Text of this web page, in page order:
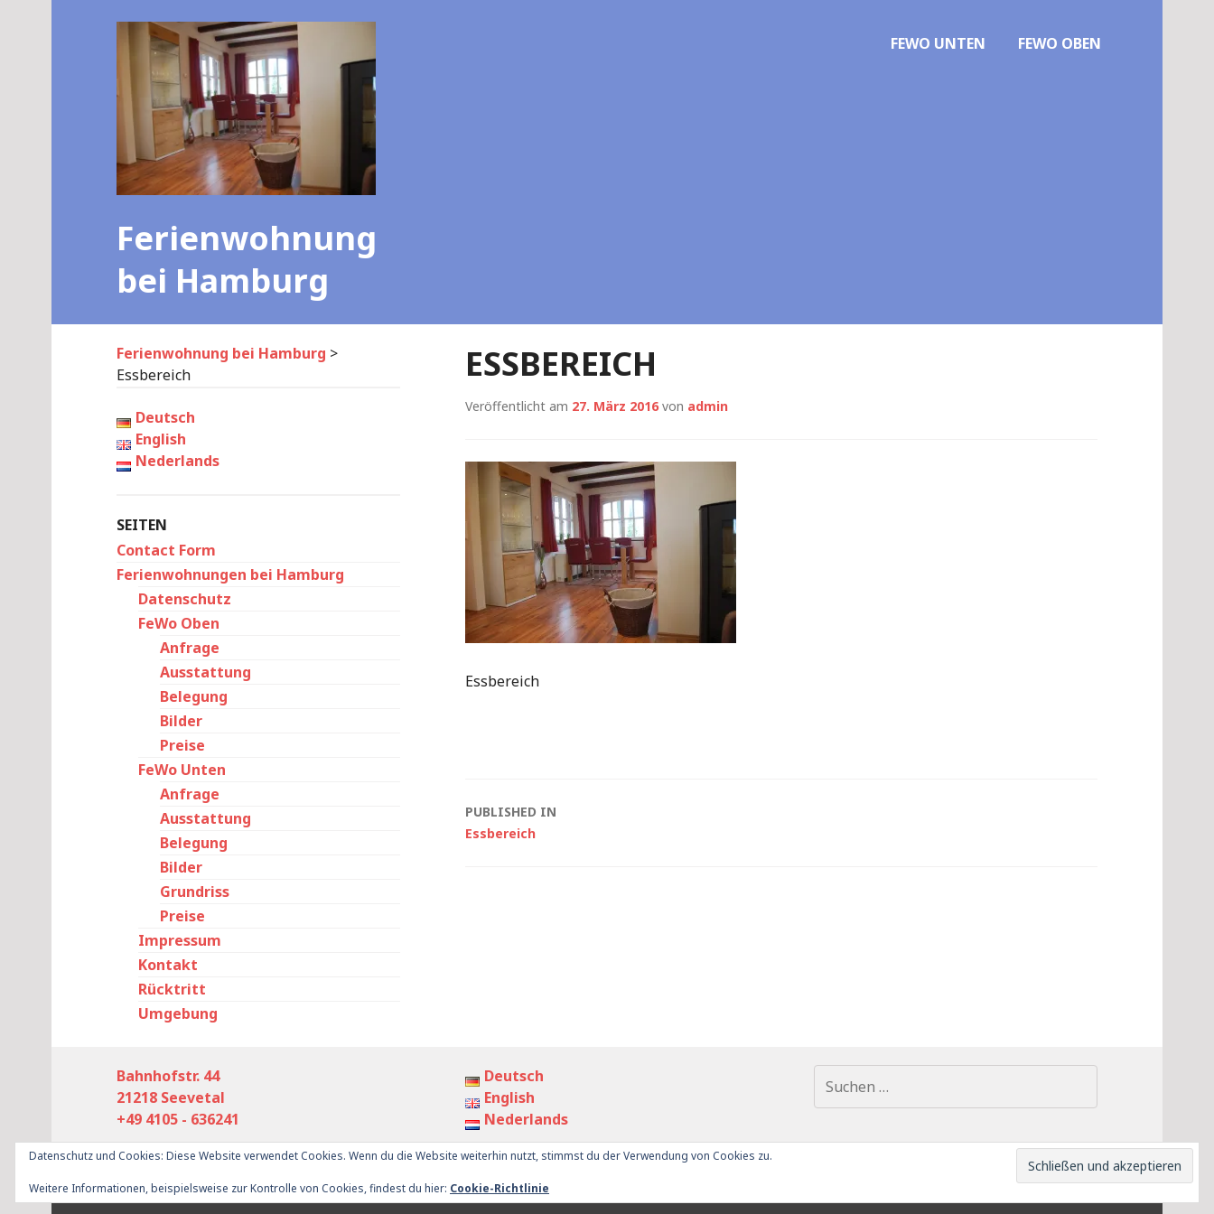
Ferienwohnung
bei Hamburg
FEWO UNTEN FEWO OBEN
ESSBEREICH
Veröffentlicht am 27. März 2016 von admin
Essbereich
Post
PUBLISHED IN
Essbereich
Ferienwohnung bei Hamburg >
Essbereich
Deutsch
English
Nederlands
SEITEN
Contact Form
Ferienwohnungen bei Hamburg
Datenschutz
FeWo Oben
Anfrage
Ausstattung
Belegung
Bilder
Preise
FeWo Unten
Anfrage
Ausstattung
Belegung
Bilder
Grundriss
Preise
Impressum
Kontakt
Rücktritt
Umgebung
Bahnhofstr. 44
21218 Seevetal
+49 4105 - 636241
Deutsch
English
Nederlands
nach:
RÜCKTRITT KONTAKT
Proudly powered by WordPress |Theme: Goran byWordPress.com.
Datenschutz und Cookies: Diese Website verwendet Cookies. Wenn du die Website weiterhin nutzt, stimmst du der Verwendung von Cookies zu.
Weitere Informationen, beispielsweise zur Kontrolle von Cookies, findest du hier: Cookie-Richtlinie